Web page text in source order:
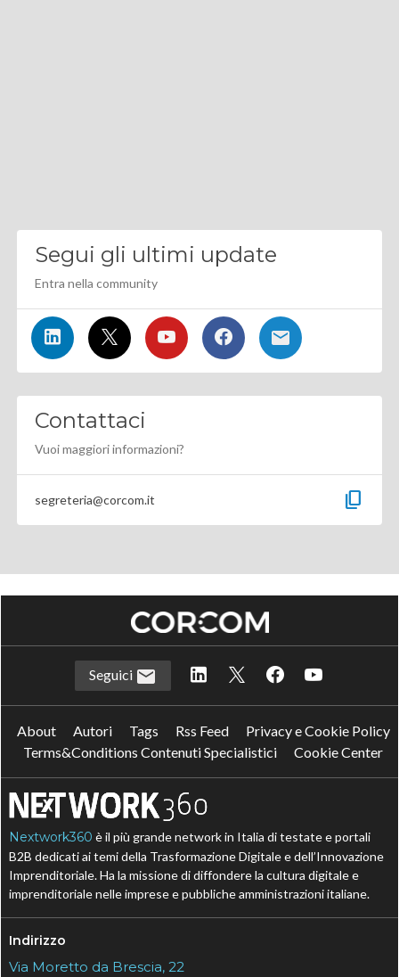
Segui gli ultimi update
Entra nella community
Contattaci
Vuoi maggiori informazioni?
segreteria@corcom.it content_copy
Seguici
About Autori Tags Rss Feed
Privacy e Cookie Policy
Terms&Conditions Contenuti Specialistici
Cookie Center
Nextwork360 è il più grande network in Italia di testate e portali
B2B dedicati ai temi della Trasformazione Digitale e dell’Innovazione
Imprenditoriale. Ha la missione di diffondere la cultura digitale e
imprenditoriale nelle imprese e pubbliche amministrazioni italiane.
Indirizzo
Via Moretto da Brescia, 22